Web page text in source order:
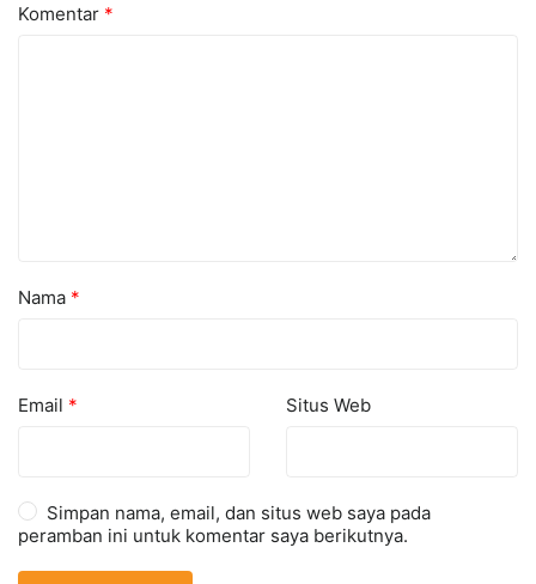
Komentar *
Nama *
Email * Situs Web
Simpan nama, email, dan situs web saya pada
peramban ini untuk komentar saya berikutnya.